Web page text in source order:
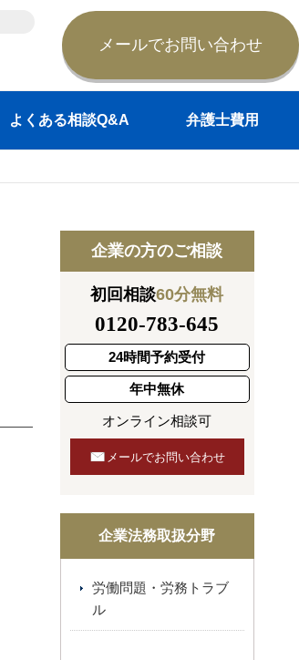
メールでお問い合わせ
よくある相談Q&A 弁護士費用
企業の方のご相談
初回相談60分無料
0120-783-645
24時間予約受付
年中無休
オンライン相談可
メールでお問い合わせ
企業法務取扱分野
労働問題・労務トラブ
ル